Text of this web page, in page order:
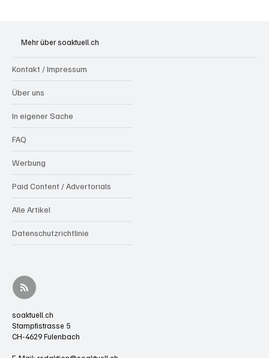
Mehr über soaktuell.ch
Kontakt / Impressum
Über uns
In eigener Sache
FAQ
Werbung
Paid Content / Advertorials
Alle Artikel
Datenschutzrichtlinie
soaktuell.ch
Stampfistrasse 5
CH-4629 Fulenbach